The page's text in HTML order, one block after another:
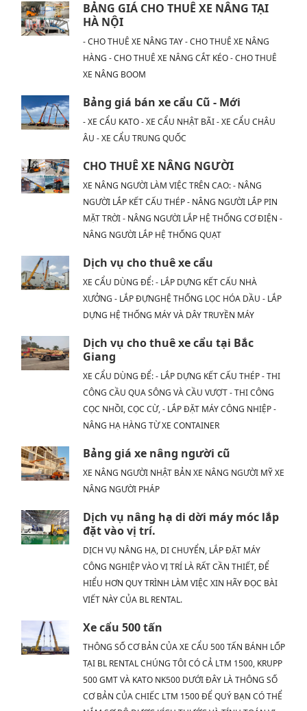
BẢNG GIÁ CHO THUÊ XE NÂNG TẠI
HÀ NỘI
- CHO THUÊ XE NÂNG TAY - CHO THUÊ XE NÂNG
HÀNG - CHO THUÊ XE NÂNG CẮT KÉO - CHO THUÊ
XE NÂNG BOOM
Bảng giá bán xe cẩu Cũ - Mới
- XE CẨU KATO - XE CẨU NHẬT BÃI - XE CẨU CHÂU
ÂU - XE CẨU TRUNG QUỐC
CHO THUÊ XE NÂNG NGƯỜI
XE NÂNG NGƯỜI LÀM VIỆC TRÊN CAO: - NÂNG
NGƯỜI LẮP KẾT CẤU THÉP - NÂNG NGƯỜI LẮP PIN
MẶT TRỜI - NÂNG NGƯỜI LẮP HỆ THỐNG CƠ ĐIỆN -
NÂNG NGƯỜI LẮP HỆ THỐNG QUẠT
Dịch vụ cho thuê xe cẩu
XE CẨU DÙNG ĐỂ: - LẮP DỰNG KẾT CẤU NHÀ
XƯỞNG - LẮP ĐỰNGHỆ THỐNG LỌC HÓA DẦU - LẮP
DỰNG HỆ THỐNG MÁY VÀ DÂY TRUYỀN MÁY
Dịch vụ cho thuê xe cẩu tại Bắc
Giang
XE CẨU DÙNG ĐỂ: - LẮP DỰNG KẾT CẤU THÉP - THI
CÔNG CẦU QUA SÔNG VÀ CẦU VƯỢT - THI CÔNG
CỌC NHỒI, CỌC CỪ, - LẮP ĐẶT MÁY CÔNG NHIỆP -
NÂNG HẠ HÀNG TỪ XE CONTAINER
Bảng giá xe nâng người cũ
XE NÂNG NGƯỜI NHẬT BẢN XE NÂNG NGƯỜI MỸ XE
NÂNG NGƯỜI PHÁP
Dịch vụ nâng hạ di dời máy móc lắp
đặt vào vị trí.
DỊCH VỤ NÂNG HẠ, DI CHUYỂN, LẮP ĐẶT MÁY
CÔNG NGHIỆP VÀO VỊ TRÍ LÀ RẤT CẦN THIẾT, ĐỂ
HIỂU HƠN QUY TRÌNH LÀM VIỆC XIN HÃY ĐỌC BÀI
VIẾT NÀY CỦA BL RENTAL.
Xe cẩu 500 tấn
THÔNG SỐ CƠ BẢN CỦA XE CẨU 500 TẤN BÁNH LỐP
TẠI BL RENTAL CHÚNG TÔI CÓ CẢ LTM 1500, KRUPP
500 GMT VÀ KATO NK500 DƯỚI ĐÂY LÀ THÔNG SỐ
CƠ BẢN CỦA CHIẾC LTM 1500 ĐỂ QUÝ BẠN CÓ THỂ